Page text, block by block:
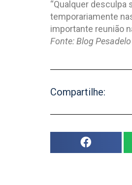
“Qualquer desculpa
temporariamente
importante reunião
Fonte: Blog
Compartilhe: